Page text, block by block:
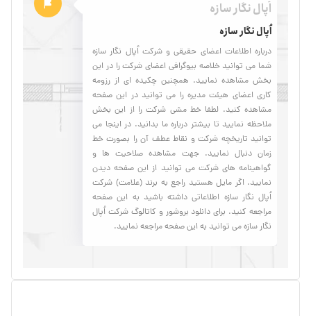
اُپال نگار سازه
اُپال نگار سازه
درباره اطلاعات اعضای حقیقی و شرکت اُپال نگار سازه
شما می توانید خلاصه بیوگرافی اعضای شرکت را در این
بخش مشاهده نمایید. همچنین چکیده ای از رزومه
کاری اعضای هیئت مدیره را می توانید در این صفحه
مشاهده کنید. لطفا خط مشی شرکت را از این بخش
ملاحظه نمایید تا بیشتر درباره ما بدانید. در اینجا می
توانید تاریخچه شرکت و نقاط عطف آن را بصورت خط
زمان دنبال نمایید. جهت مشاهده صلاحیت ها و
گواهینامه های شرکت می توانید از این صفحه دیدن
نمایید. اگر مایل هستید راجع به برند (علامت) شرکت
اُپال نگار سازه اطلاعاتی داشته باشید به این صفحه
مراجعه کنید. برای دانلود بروشور و کاتالوگ شرکت اُپال
نگار سازه می توانید به این صفحه مراجعه نمایید.